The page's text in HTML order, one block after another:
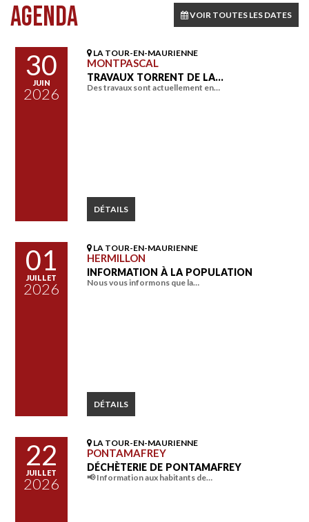
AGENDA VOIR TOUTES LES DATES
30
JUIN
2026
LA TOUR-EN-MAURIENNE
MONTPASCAL
TRAVAUX TORRENT DE LA…
Des travaux sont actuellement en…
DÉTAILS
01
JUILLET
2026
LA TOUR-EN-MAURIENNE
HERMILLON
INFORMATION À LA POPULATION
Nous vous informons que la…
DÉTAILS
22
JUILLET
2026
LA TOUR-EN-MAURIENNE
PONTAMAFREY
DÉCHÈTERIE DE PONTAMAFREY
📢 Information aux habitants de…